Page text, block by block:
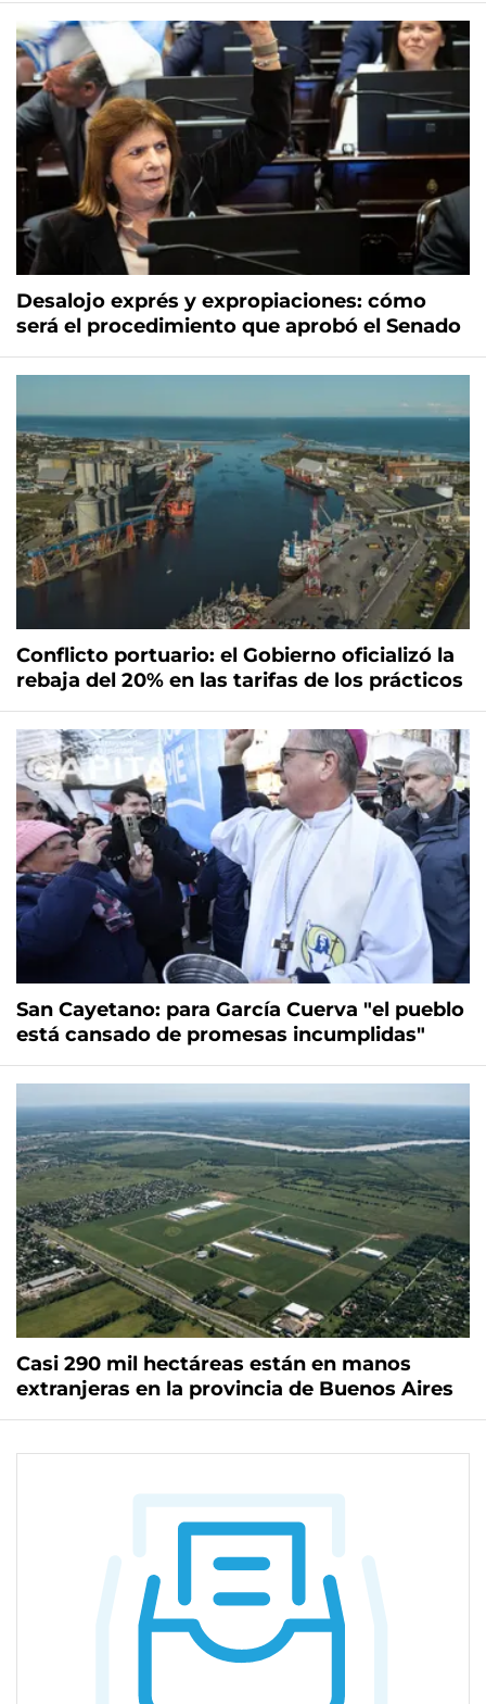
Desalojo exprés y expropiaciones: cómo
será el procedimiento que aprobó el Senado
Conflicto portuario: el Gobierno oficializó la
rebaja del 20% en las tarifas de los prácticos
San Cayetano: para García Cuerva "el pueblo
está cansado de promesas incumplidas"
Casi 290 mil hectáreas están en manos
extranjeras en la provincia de Buenos Aires